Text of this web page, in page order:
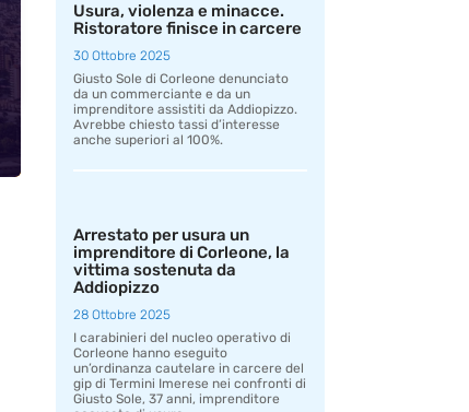
Usura, violenza e minacce.
Ristoratore finisce in carcere
30 Ottobre 2025
Giusto Sole di Corleone denunciato
da un commerciante e da un
imprenditore assistiti da Addiopizzo.
Avrebbe chiesto tassi d’interesse
anche superiori al 100%.
Arrestato per usura un
imprenditore di Corleone, la
vittima sostenuta da
Addiopizzo
28 Ottobre 2025
I carabinieri del nucleo operativo di
Corleone hanno eseguito
un’ordinanza cautelare in carcere del
gip di Termini Imerese nei confronti di
Giusto Sole, 37 anni, imprenditore